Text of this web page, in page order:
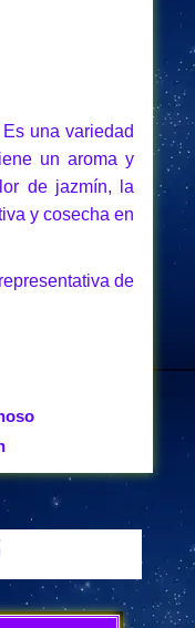
una variedad
un aroma y
de jazmín, la
y cosecha en
de